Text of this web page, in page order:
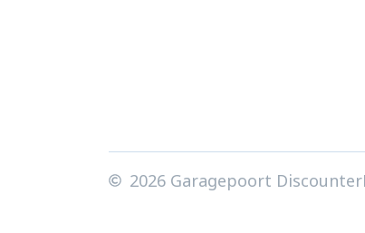
2026 Garagepoort Discounter